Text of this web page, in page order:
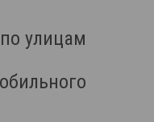
улицам